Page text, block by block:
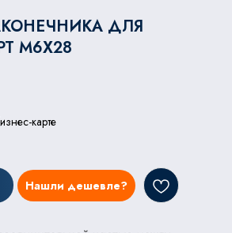
ДЛЯ
М6X28
карте
Нашли дешевле?